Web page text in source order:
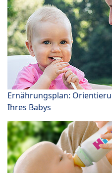
Ernährungsplan:
Ihres Babys